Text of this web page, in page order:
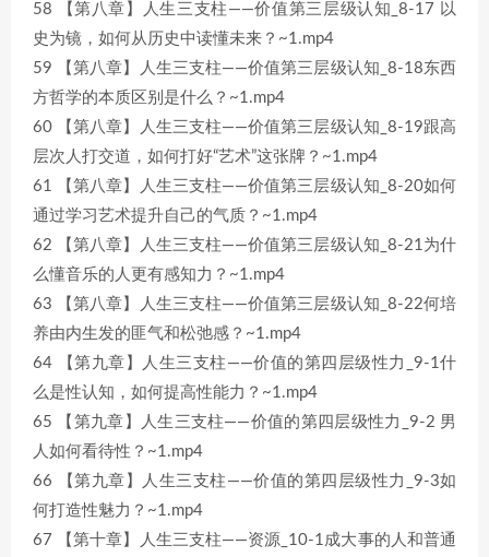
58 【第八章】人生三支柱——价值第三层级认知_8-17 以
史为镜，如何从历史中读懂未来？~1.mp4
59 【第八章】人生三支柱——价值第三层级认知_8-18东西
方哲学的本质区别是什么？~1.mp4
60 【第八章】人生三支柱——价值第三层级认知_8-19跟高
层次人打交道，如何打好“艺术”这张牌？~1.mp4
61 【第八章】人生三支柱——价值第三层级认知_8-20如何
通过学习艺术提升自己的气质？~1.mp4
62 【第八章】人生三支柱——价值第三层级认知_8-21为什
么懂音乐的人更有感知力？~1.mp4
63 【第八章】人生三支柱——价值第三层级认知_8-22何培
养由内生发的匪气和松弛感？~1.mp4
64 【第九章】人生三支柱——价值的第四层级性力_9-1什
么是性认知，如何提高性能力？~1.mp4
65 【第九章】人生三支柱——价值的第四层级性力_9-2 男
人如何看待性？~1.mp4
66 【第九章】人生三支柱——价值的第四层级性力_9-3如
何打造性魅力？~1.mp4
67 【第十章】人生三支柱——资源_10-1成大事的人和普通